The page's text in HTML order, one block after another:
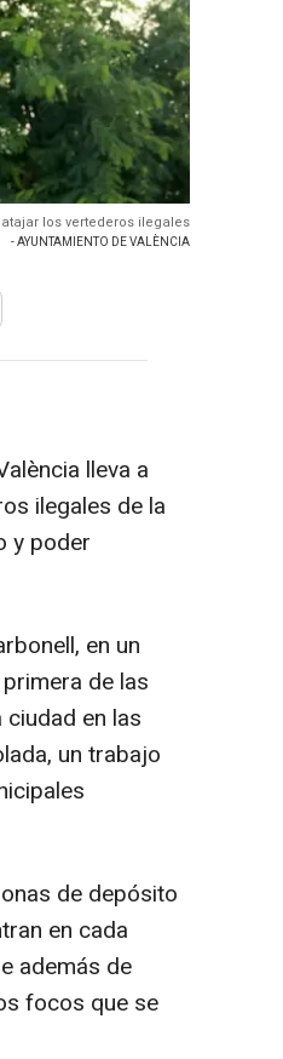
los vertederos ilegales
- AYUNTAMIENTO DE VALÈNCIA
lleva a
ilegales de la
y poder
en un
de las
en las
un trabajo
de depósito
en cada
además de
focos que se